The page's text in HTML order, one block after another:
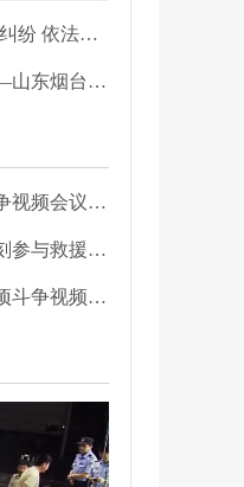
进中心·解纠纷丨多方联动化纠纷 依法调解护农耕
抚海上风浪，守万顷碧波——山东烟台把矛盾化解在微澜未起时
四川省深化扫黑除恶专项斗争视频会议召开 于立军出席并讲话
路遇火情，监狱干警危急时刻参与救援显身手！
辽宁：全省深化扫黑除恶专项斗争视频会议召开